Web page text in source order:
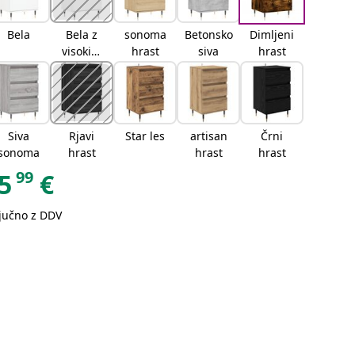
Bela
Bela z
visokim
sijajem
sonoma
hrast
Betonsko
siva
Dimljeni
hrast
Siva
Rjavi
hrast
Star les
artisan
hrast
Črni
hrast
99 €
z DDV